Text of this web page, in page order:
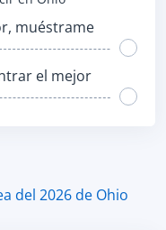
muéstrame
el mejor
del 2026 de Ohio